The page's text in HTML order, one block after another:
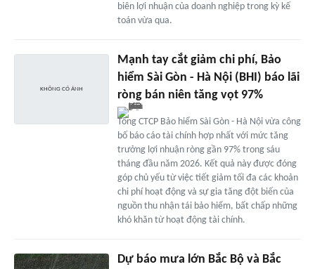
biên lợi nhuận của doanh nghiệp trong kỳ kế
toán vừa qua.
Mạnh tay cắt giảm chi phí, Bảo
hiểm Sài Gòn - Hà Nội (BHI) báo lãi
ròng bán niên tăng vọt 97%
Tổng CTCP Bảo hiểm Sài Gòn - Hà Nội vừa công
bố báo cáo tài chính hợp nhất với mức tăng
trưởng lợi nhuận ròng gần 97% trong sáu
tháng đầu năm 2026. Kết quả này được đóng
góp chủ yếu từ việc tiết giảm tối đa các khoản
chi phí hoạt động và sự gia tăng đột biến của
nguồn thu nhận tái bảo hiểm, bất chấp những
khó khăn từ hoạt động tài chính.
Dự báo mưa lớn Bắc Bộ và Bắc